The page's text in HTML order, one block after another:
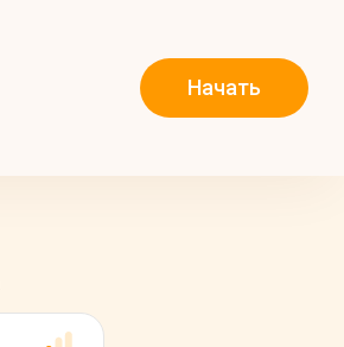
Начать